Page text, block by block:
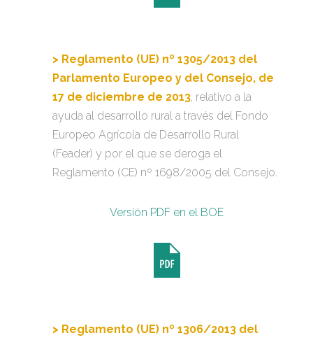
> Reglamento (UE) nº 1305/2013 del
Parlamento Europeo y del Consejo, de
17 de diciembre de 2013, relativo a la
ayuda al desarrollo rural a través del Fondo
Europeo Agrícola de Desarrollo Rural
(Feader) y por el que se deroga el
Reglamento (CE) nº 1698/2005 del Consejo.
Versión PDF en el BOE
> Reglamento (UE) nº 1306/2013 del